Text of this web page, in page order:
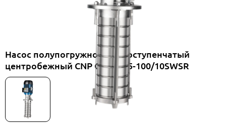
Насос полупогружной многоступенчатый
центробежный CNP CDLKF15-100/10SWSR